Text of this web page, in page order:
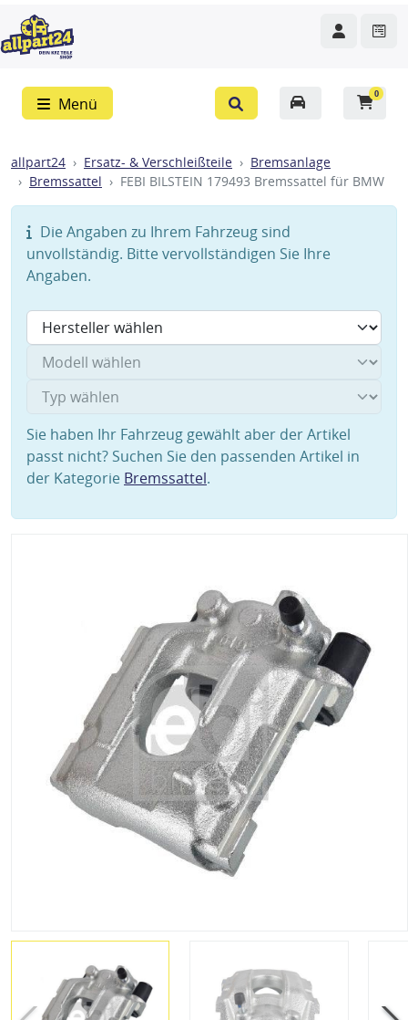
Menü
0
allpart24 Ersatz- & Verschleißteile
Bremsanlage
Bremssattel
FEBI BILSTEIN 179493 Bremssattel für BMW
Die Angaben zu Ihrem Fahrzeug sind
unvollständig. Bitte vervollständigen Sie Ihre
Angaben.
Sie haben Ihr Fahrzeug gewählt aber der Artikel
passt nicht? Suchen Sie den passenden Artikel in
der Kategorie Bremssattel.